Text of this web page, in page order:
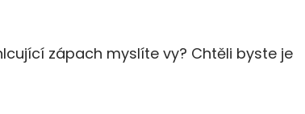
zápach myslíte vy? Chtěli byste je